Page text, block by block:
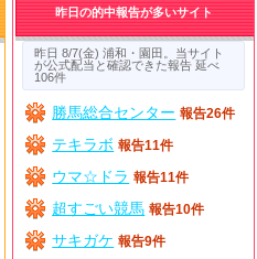
昨日の的中報告が多いサイト
昨日 8/7(金) 浦和・園田。当サイト
が公式配当と確認できた報告 延べ
106件
勝馬総合センター 報告26件
テキラボ 報告11件
ウマ☆ドラ 報告11件
超すごい競馬 報告10件
サキガケ 報告9件